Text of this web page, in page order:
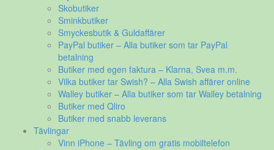
Skobutiker
Sminkbutiker
Smyckesbutik & Guldaffärer
PayPal butiker – Alla butiker som tar PayPal
betalning
Butiker med egen faktura – Klarna, Svea m.m.
Vilka butiker tar Swish? – Alla Swish affärer online
Walley butiker – Alla butiker som tar Walley betalning
Butiker med Qliro
Butiker med snabb leverans
Tävlingar
Vinn iPhone – Tävling om gratis mobiltelefon